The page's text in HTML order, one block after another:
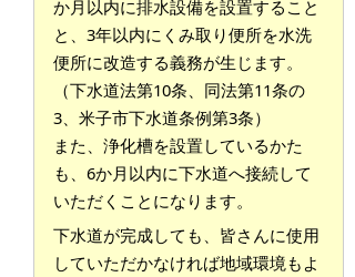
か月以内に排水設備を設置すること
と、3年以内にくみ取り便所を水洗
便所に改造する義務が生じます。
（下水道法第10条、同法第11条の
3、米子市下水道条例第3条）
また、浄化槽を設置しているかた
も、6か月以内に下水道へ接続して
いただくことになります。
下水道が完成しても、皆さんに使用
していただかなければ地域環境もよ